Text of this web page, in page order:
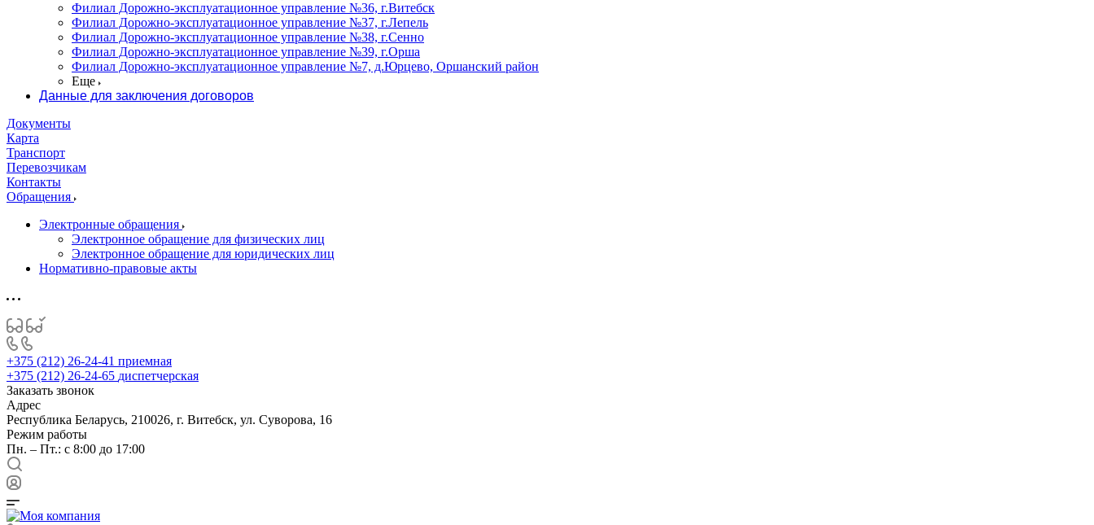
Филиал Дорожно-эксплуатационное управление №36, г.Витебск
Филиал Дорожно-эксплуатационное управление №37, г.Лепель
Филиал Дорожно-эксплуатационное управление №38, г.Сенно
Филиал Дорожно-эксплуатационное управление №39, г.Орша
Филиал Дорожно-эксплуатационное управление №7, д.Юрцево, Оршанский район
Еще
Данные для заключения договоров
Документы
Карта
Транспорт
Перевозчикам
Контакты
Обращения
Электронные обращения
Электронное обращение для физических лиц
Электронное обращение для юридических лиц
Нормативно-правовые акты
+375 (212) 26-24-41 приемная
+375 (212) 26-24-65 диспетчерская
Заказать звонок
Адрес
Республика Беларусь, 210026, г. Витебск, ул. Суворова, 16
Режим работы
Пн. – Пт.: с 8:00 до 17:00